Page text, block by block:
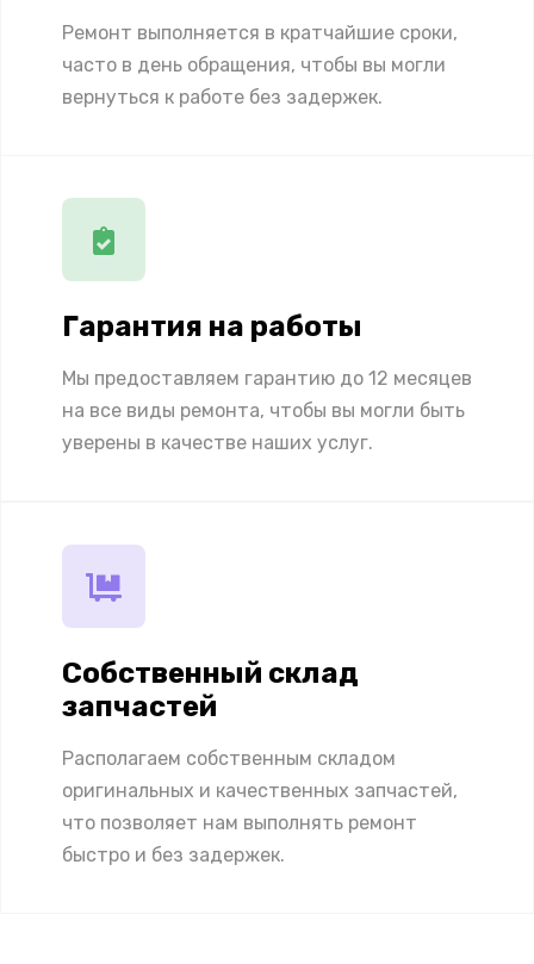
Ремонт выполняется в кратчайшие сроки,
часто в день обращения, чтобы вы могли
вернуться к работе без задержек.
Гарантия на работы
Мы предоставляем гарантию до 12 месяцев
на все виды ремонта, чтобы вы могли быть
уверены в качестве наших услуг.
Собственный склад
запчастей
Располагаем собственным складом
оригинальных и качественных запчастей,
что позволяет нам выполнять ремонт
быстро и без задержек.